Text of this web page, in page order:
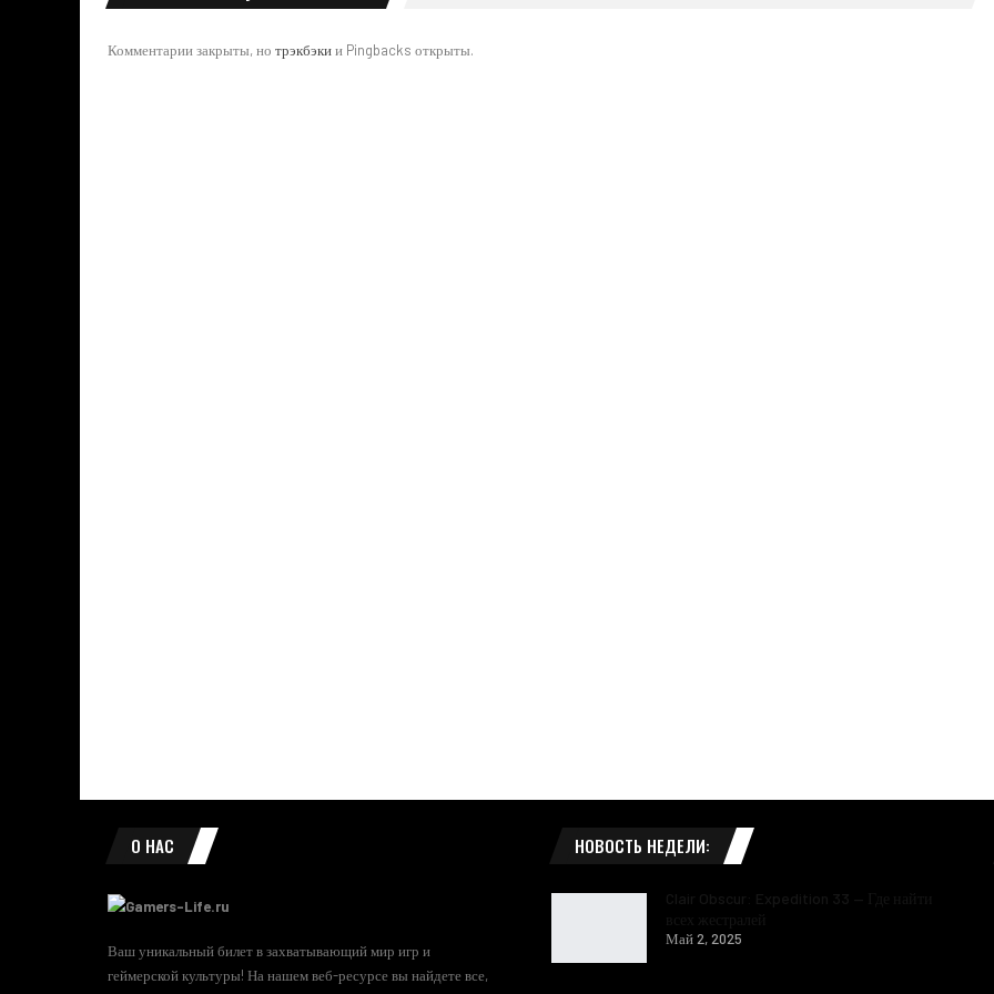
Комментарии закрыты, но трэкбэкии Pingbacks открыты.
О НАС
Ваш уникальный билет в захватывающий мир игр и
геймерской культуры! На нашем веб-ресурсе вы найдете все,
НОВОСТЬ НЕДЕЛИ:
Май 2, 2025